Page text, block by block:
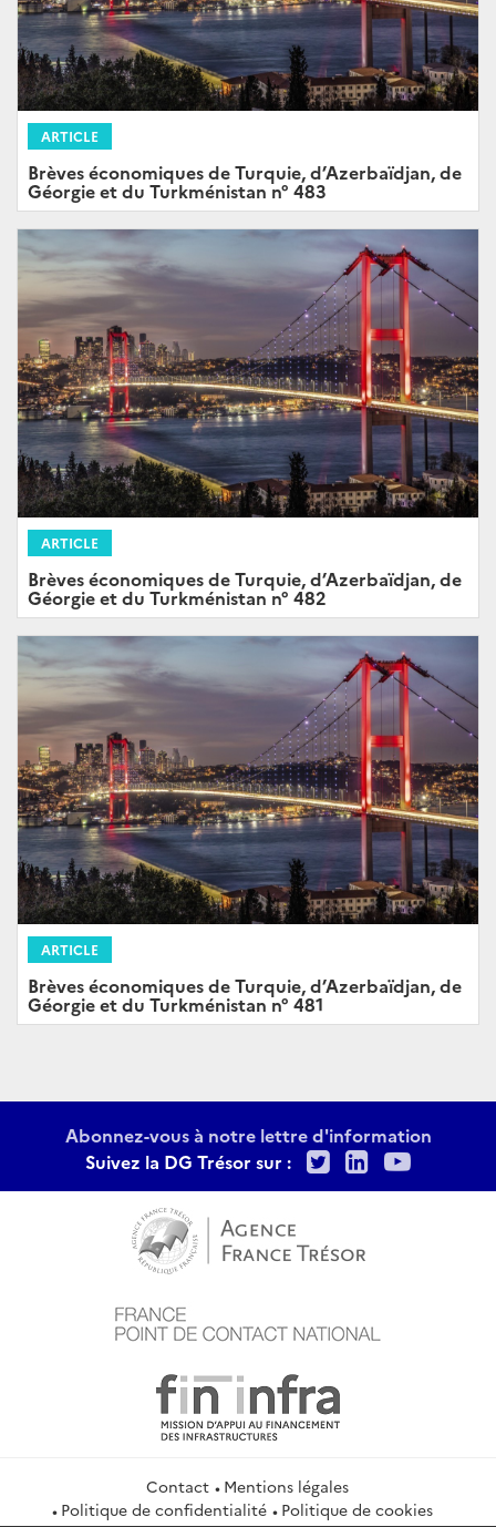
ARTICLE
Brèves économiques de Turquie, d’Azerbaïdjan, de
Géorgie et du Turkménistan n° 483
ARTICLE
Brèves économiques de Turquie, d’Azerbaïdjan, de
Géorgie et du Turkménistan n° 482
ARTICLE
Brèves économiques de Turquie, d’Azerbaïdjan, de
Géorgie et du Turkménistan n° 481
Abonnez-vous à notre lettre d'information
Suivez la DG Trésor sur :
TwitterLinkedIn
Contact
Mentions légales
Politique de confidentialité
Politique de cookies